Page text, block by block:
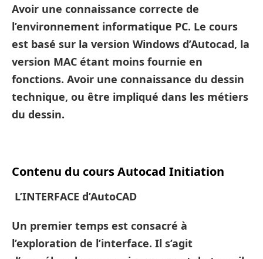
Avoir une connaissance correcte de
l’environnement informatique PC. Le cours
est basé sur la version Windows d’Autocad, la
version MAC étant moins fournie en
fonctions. Avoir une connaissance du dessin
technique, ou être impliqué dans les métiers
du dessin.
Contenu du cours Autocad Initiation
L’INTERFACE d’AutoCAD
Un premier temps est consacré à
l’exploration de l’interface. Il s’agit